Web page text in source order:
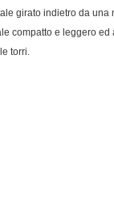
girato indietro da una
compatto e leggero ed
torri.